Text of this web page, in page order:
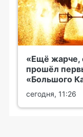
«Ещё жарче,
прошёл
«Большого
сегодня, 11:26